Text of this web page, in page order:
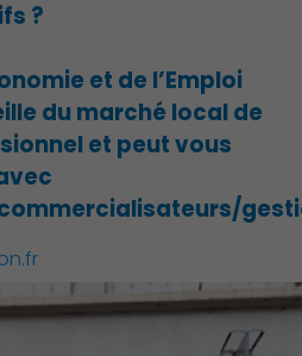
Sociale Solidarité
?
et de l’Emploi
du marché local de
et peut vous